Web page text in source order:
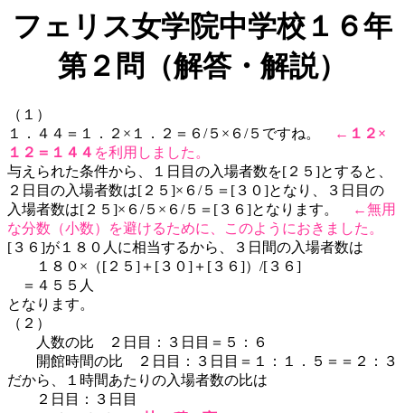
フェリス女学院中学校１６年
第２問（解答・解説）
（１）
１．４４＝１．２×１．２＝６/５×６/５ですね。
← １２×
１２＝１４４ を利用しました。
与えられた条件から、１日目の入場者数を[２５]とすると、
２日目の入場者数は[２５]×６/５＝[３０]となり、３日目の
入場者数は[２５]×６/５×６/５＝[３６]となります。
←無用
な分数（小数）を避けるために、このようにおきました。
[３６]が１８０人に相当するから、３日間の入場者数は
１８０×（[２５]＋[３０]＋[３６]）/[３６]
＝４５５人
となります。
（２）
人数の比 ２日目：３日目＝５：６
開館時間の比 ２日目：３日目＝１：１．５＝＝２：３
だから、１時間あたりの入場者数の比は
２日目：３日目